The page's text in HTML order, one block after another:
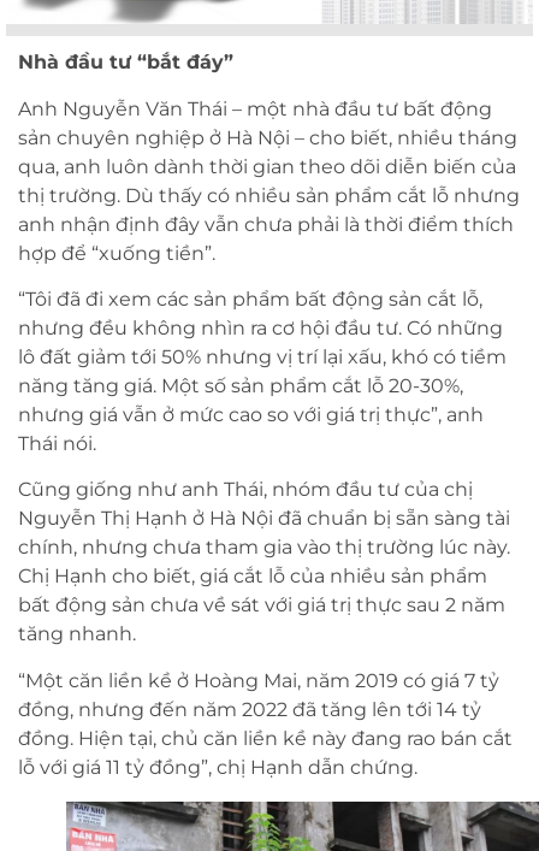
Nhà đầu tư “bắt đáy”
Anh Nguyễn Văn Thái – một nhà đầu tư bất động
sản chuyên nghiệp ở Hà Nội – cho biết, nhiều tháng
qua, anh luôn dành thời gian theo dõi diễn biến của
thị trường. Dù thấy có nhiều sản phẩm cắt lỗ nhưng
anh nhận định đây vẫn chưa phải là thời điểm thích
hợp để “xuống tiền”.
“Tôi đã đi xem các sản phẩm bất động sản cắt lỗ,
nhưng đều không nhìn ra cơ hội đầu tư. Có những
lô đất giảm tới 50% nhưng vị trí lại xấu, khó có tiềm
năng tăng giá. Một số sản phẩm cắt lỗ 20-30%,
nhưng giá vẫn ở mức cao so với giá trị thực”, anh
Thái nói.
Cũng giống như anh Thái, nhóm đầu tư của chị
Nguyễn Thị Hạnh ở Hà Nội đã chuẩn bị sẵn sàng tài
chính, nhưng chưa tham gia vào thị trường lúc này.
Chị Hạnh cho biết, giá cắt lỗ của nhiều sản phẩm
bất động sản chưa về sát với giá trị thực sau 2 năm
tăng nhanh.
“Một căn liền kề ở Hoàng Mai, năm 2019 có giá 7 tỷ
đồng, nhưng đến năm 2022 đã tăng lên tới 14 tỷ
đồng. Hiện tại, chủ căn liền kề này đang rao bán cắt
lỗ với giá 11 tỷ đồng”, chị Hạnh dẫn chứng.